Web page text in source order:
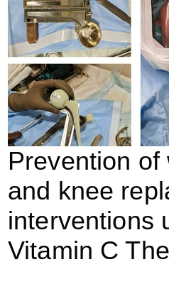
Prevention
and knee
interventions
Vitamin C